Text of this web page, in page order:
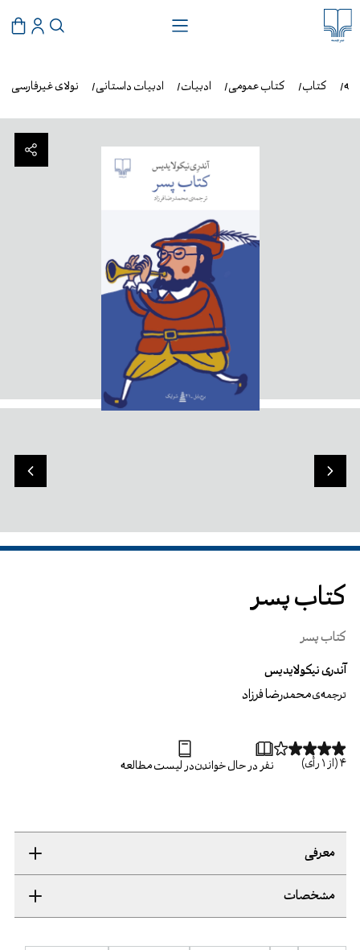
نولای غیرفارسی ادبیات داستانی ادبیات کتاب عمومی کتاب
کتاب پسر
کتاب پسر
آندری نیکولایدیس
ترجمه‌یمحمدرضا فرزاد
4(از 1 رأی) نفر در حال خواندندر لیست مطالعه
معرفی
مشخصات